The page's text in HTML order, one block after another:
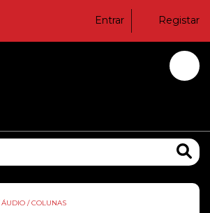
Entrar Registar
ÁUDIO / COLUNAS